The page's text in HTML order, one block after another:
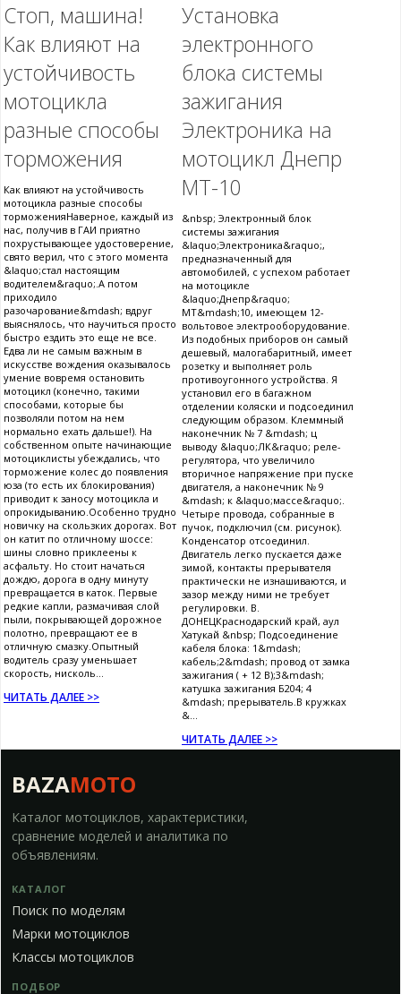
Стоп, машина!
Как влияют на
устойчивость
мотоцикла
разные способы
торможения
Как влияют на устойчивость
мотоцикла разные способы
торможенияНаверное, каждый из
нас, получив в ГАИ приятно
похрустывающее удостоверение,
свято верил, что с этого момента
&laquo;стал настоящим
водителем&raquo;.А потом
приходило
разочарование&mdash; вдруг
выяснялось, что научиться просто
быстро ездить это еще не все.
Едва ли не самым важным в
искусстве вождения оказывалось
умение вовремя остановить
мотоцикл (конечно, такими
способами, которые бы
позволяли потом на нем
нормально ехать дальше!). На
собственном опыте начинающие
мотоциклисты убеждались, что
торможение колес до появления
юза (то есть их блокирования)
приводит к заносу мотоцикла и
опрокидыванию.Особенно трудно
новичку на скользких дорогах. Вот
он катит по отличному шоссе:
шины словно приклеены к
асфальту. Но стоит начаться
дождю, дорога в одну минуту
превращается в каток. Первые
редкие капли, размачивая слой
пыли, покрывающей дорожное
полотно, превращают ее в
отличную смазку.Опытный
водитель сразу уменьшает
скорость, нисколь...
ЧИТАТЬ ДАЛЕЕ >>
Установка
электронного
блока системы
зажигания
Электроника на
мотоцикл Днепр
МТ-10
&nbsp; Электронный блок
системы зажигания
&laquo;Электроника&raquo;,
предназначенный для
автомобилей, с успехом работает
на мотоцикле
&laquo;Днепр&raquo;
МТ&mdash;10, имеющем 12-
вольтовое электрооборудование.
Из подобных приборов он самый
дешевый, малогабаритный, имеет
розетку и выполняет роль
противоугонного устройства. Я
установил его в багажном
отделении коляски и подсоединил
следующим образом. Клеммный
наконечник № 7 &mdash; ц
выводу &laquo;ЛК&raquo; реле-
регулятора, что увеличило
вторичное напряжение при пуске
двигателя, а наконечник № 9
&mdash; к &laquo;массе&raquo;.
Четыре провода, собранные в
пучок, подключил (см. рисунок).
Конденсатор отсоединил.
Двигатель легко пускается даже
зимой, контакты прерывателя
практически не изнашиваются, и
зазор между ними не требует
регулировки. В.
ДОНЕЦКраснодарский край, аул
Хатукай &nbsp; Подсоединение
кабеля блока: 1&mdash;
кабель;2&mdash; провод от замка
зажигания ( + 12 В);3&mdash;
катушка зажигания Б204; 4
&mdash; прерыватель.В кружках
&...
ЧИТАТЬ ДАЛЕЕ >>
BAZAMOTO
Каталог мотоциклов, характеристики,
сравнение моделей и аналитика по
объявлениям.
КАТАЛОГ
Поиск по моделям
Марки мотоциклов
Классы мотоциклов
ПОДБОР